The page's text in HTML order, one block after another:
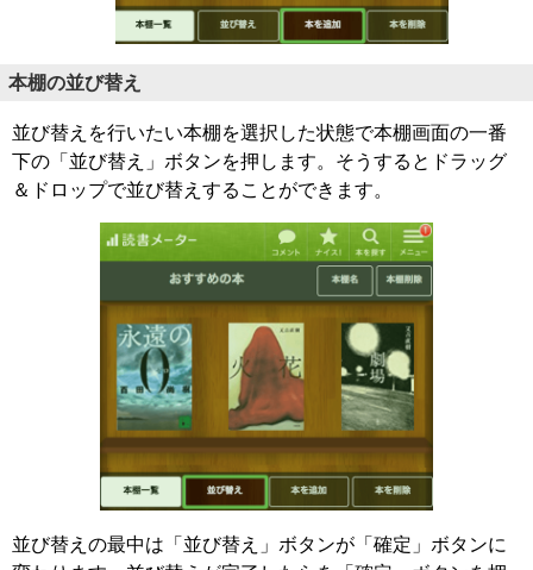
本棚の並び替え
並び替えを行いたい本棚を選択した状態で本棚画面の一番
下の「並び替え」ボタンを押します。そうするとドラッグ
＆ドロップで並び替えすることができます。
並び替えの最中は「並び替え」ボタンが「確定」ボタンに